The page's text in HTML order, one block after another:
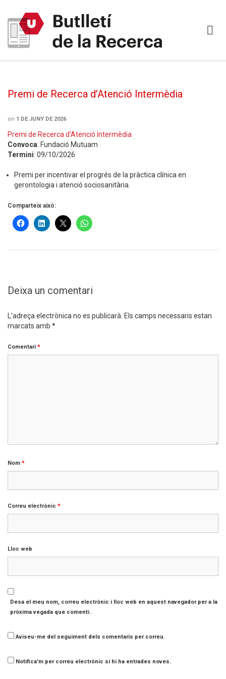
Premi de Recerca d’Atenció Intermèdia
on 1 DE JUNY DE 2026
Premi de Recerca d’Atenció Intermèdia
Convoca: Fundació Mutuam
Termini: 09/10/2026
Premi per incentivar el progrés de la pràctica clínica en
gerontologia i atenció sociosanitària.
Comparteix això:
Deixa un comentari
L'adreça electrònica no es publicarà. Els camps necessaris estan
marcats amb *
Comentari *
Nom *
Correu electrònic *
Lloc web
Desa el meu nom, correu electrònic i lloc web en aquest navegador per a la
pròxima vegada que comenti.
Aviseu-me del seguiment dels comentaris per correu.
Notifica'm per correu electrònic si hi ha entrades noves.